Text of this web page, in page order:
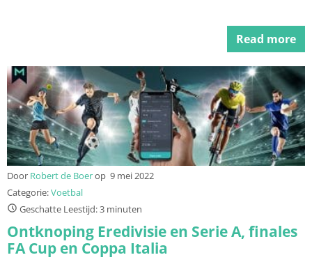
Read more
Door Robert de Boerop 9 mei 2022
Categorie:Voetbal
Geschatte Leestijd: 3 minuten
Ontknoping Eredivisie en Serie A, finales
FA Cup en Coppa Italia